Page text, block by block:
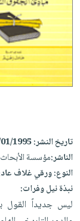
Ai
إختيارات
كتب
أكاديمية
صندوق
بلا
حدود
أسئلة
يتكرر
طرحها
على
Android
تحميل
iKitab
على
أسئلة
يتكرر
طرحها
تحميل
masmu3
على
masmu3
على
Apple
المواضيع
الأكثر
مبيعاً
وسائل
تعليمية
جوائز
تعليمية
الصحة
والعناية
الشخصية
أجهزة
العناية
الشخصية
العناية
وتصفيف
المطبخ
والسفرة
جديد
الكل
أواني متجر
تاريخ النشر:1995
الناشر:مؤسسة الأبحاث
النوع:ورقي غلاف
نبذة نيل وفرات:
ليس جديداً القول